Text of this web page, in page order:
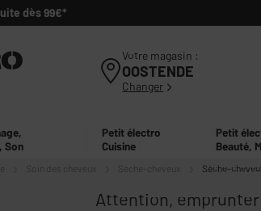
dès 99€*
Votre magasin :
OOSTENDE
Changer
Son
Petit électro
Cuisine
Petit
Beauté,
Sèche-
Attention, emprunter